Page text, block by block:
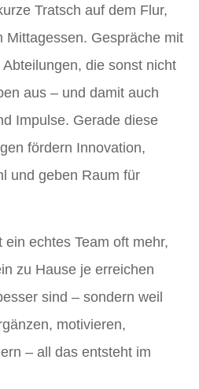
Tratsch auf dem Flur,
Mittagessen. Gespräche mit
die sonst nicht
aus – und damit auch
Impulse. Gerade diese
fördern Innovation,
und geben Raum für
echtes Team oft mehr,
zu Hause je erreichen
sind – sondern weil
motivieren,
– all das entsteht im